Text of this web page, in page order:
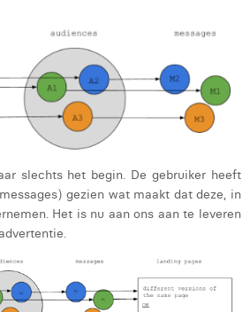
slechts het begin. De gebruiker heeft
gezien wat maakt dat deze, in
Het is nu aan ons aan te leveren